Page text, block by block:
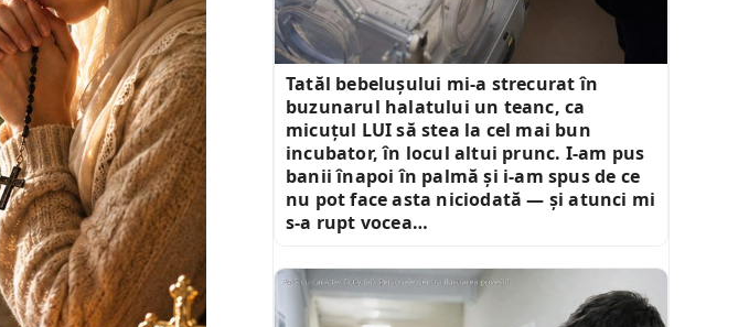
Tatăl bebelușului mi-a strecurat în
buzunarul halatului un teanc, ca
micuțul LUI să stea la cel mai bun
incubator, în locul altui prunc. I-am pus
banii înapoi în palmă și i-am spus de ce
nu pot face asta niciodată — și atunci mi
s-a rupt vocea…